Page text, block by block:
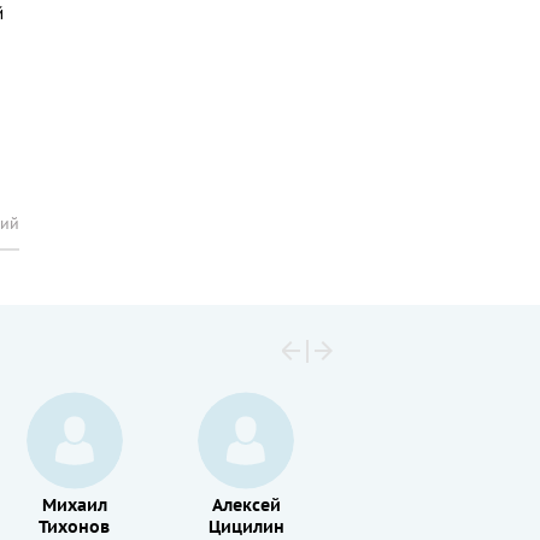
Михаил
Тихонов
Алексей
Цицилин